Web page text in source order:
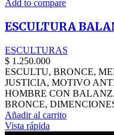
Add to compare
ESCULTURA
ESCULTURAS
$ 1.250.000
ESCULTU, BRONCE,
JUSTICIA, MOTIVO
HOMBRE CON
BRONCE,
Añadir al carrito
Vista rápida